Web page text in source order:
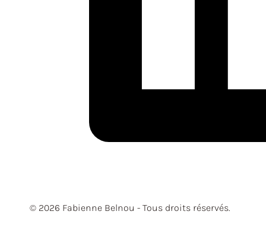
© 2026 Fabienne Belnou - Tous droits réservés.